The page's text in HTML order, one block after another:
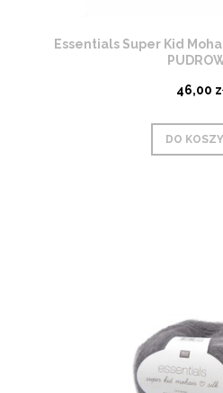
Essentials Super Kid
46,00
DO